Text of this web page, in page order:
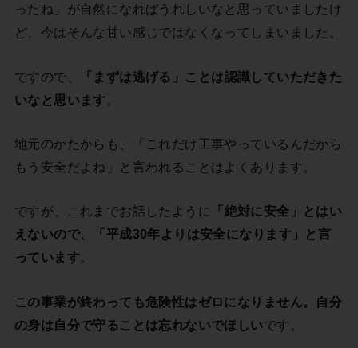
ったね」が自然になればうれしいなと思っていましたけ
ど、今はそんな甘い感じではなくなってしまいました。
ですので、
「まずは逃げる」ことは認識していただきた
いなと思います。
地元のかたからも、「これだけ工事やっているんだから
もう安全だよね」と言われることはよくあります。
ですが、これまでお話したように
「絶対に安全」とはい
えないので、「平成30年よりは安全になります」と言
っています。
この事業が終わっても危険性はゼロになりません。自分
の身は自分で守ることは忘れないでほしいです。